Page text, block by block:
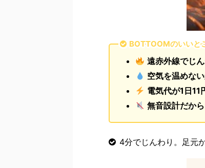
BOTTOOMのいいと
遠赤外線でじ
空気を温めな
電気代が1日11
無音設計だか
4分でじんわり。足元